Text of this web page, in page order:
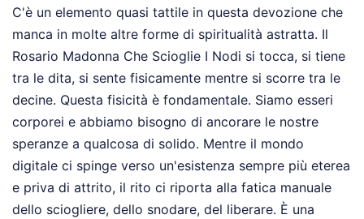
C'è un elemento quasi tattile in questa devozione che
manca in molte altre forme di spiritualità astratta. Il
Rosario Madonna Che Scioglie I Nodi si tocca, si tiene
tra le dita, si sente fisicamente mentre si scorre tra le
decine. Questa fisicità è fondamentale. Siamo esseri
corporei e abbiamo bisogno di ancorare le nostre
speranze a qualcosa di solido. Mentre il mondo
digitale ci spinge verso un'esistenza sempre più eterea
e priva di attrito, il rito ci riporta alla fatica manuale
dello sciogliere, dello snodare, del liberare. È una